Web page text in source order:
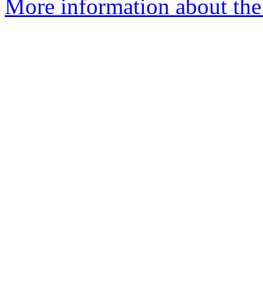
More information about